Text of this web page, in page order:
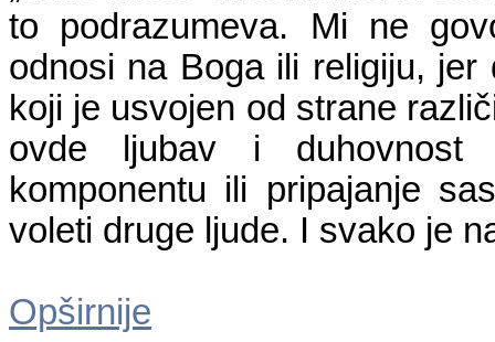
to podrazumeva. Mi ne
odnosi na Boga ili religiju,
koji je usvojen od strane
ovde ljubav i duhovnost
komponentu ili pripajanje
voleti druge ljude. I svako je
Opširnije